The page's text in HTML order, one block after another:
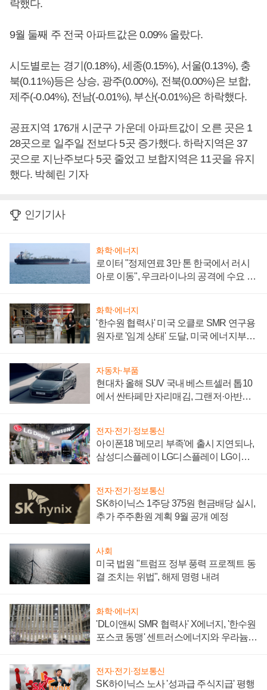
락했다.
9월 둘째 주 전국 아파트값은 0.09% 올랐다.
시도별로는 경기(0.18%), 세종(0.15%), 서울(0.13%), 충
북(0.11%)등은 상승, 광주(0.00%), 전북(0.00%)은 보합,
제주(-0.04%), 전남(-0.01%), 부산(-0.01%)은 하락했다.
공표지역 176개 시군구 가운데 아파트값이 오른 곳은 1
28곳으로 일주일 전보다 5곳 증가했다. 하락지역은 37
곳으로 지난주보다 5곳 줄었고 보합지역은 11곳을 유지
했다. 박혜린 기자
인기기사
화학·에너지
로이터 "정제연료 3만 톤 한국에서 러시
아로 이동", 우크라이나의 공격에 수요 늘
화학·에너지
'한수원 협력사' 미국 오클로 SMR 연구용
원자로 '임계 상태' 도달, 미국 에너지부
자동차·부품
현대차 올해 SUV 국내 베스트셀러 톱10
에서 싼타페만 자리매김, 그랜저·아반떼
전자·전기·정보통신
아이폰18 '메모리 부족'에 출시 지연되나,
삼성디스플레이 LG디스플레이 LG이노
전자·전기·정보통신
SK하이닉스 1주당 375원 현금배당 실시,
추가 주주환원 계획 9월 공개 예정
사회
미국 법원 "트럼프 정부 풍력 프로젝트 동
결 조치는 위법", 해제 명령 내려
화학·에너지
'DL이앤씨 SMR 협력사' X에너지, '한수원
포스코 동맹' 센트러스에너지와 우라늄
전자·전기·정보통신
SK하이닉스 노사 '성과급 주식지급' 평행